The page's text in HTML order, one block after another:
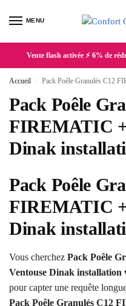
MENU
Vente flash activée ⚡ 6% de
Accueil / Pack Poêle Granulés C12
Pack Poêle
FIREMATIC
Dinak
Pack Poêle
FIREMATIC
Dinak
Vous cherchez Pack Poêle
Ventouse Dinak installation
pour capter une requête
Pack Poêle Granulés C12